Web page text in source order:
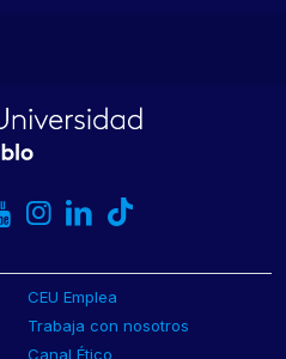
CEU Emplea
Trabaja con nosotros
Canal Ético